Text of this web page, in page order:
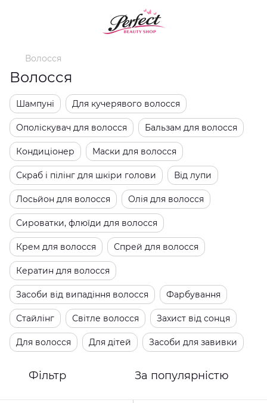
Волосся
Волосся
Шампуні Для кучерявого волосся
Ополіскувач для волосся Бальзам для волосся
Кондиціонер Маски для волосся
Скраб і пілінг для шкіри голови Від лупи
Лосьйон для волосся Олія для волосся
Сироватки, флюїди для волосся
Крем для волосся Спрей для волосся
Кератин для волосся
Засоби від випадіння волосся Фарбування
Стайлінг Світле волосся Захист від сонця
Для волосся Для дітей Засоби для завивки
Фільтр За популярністю